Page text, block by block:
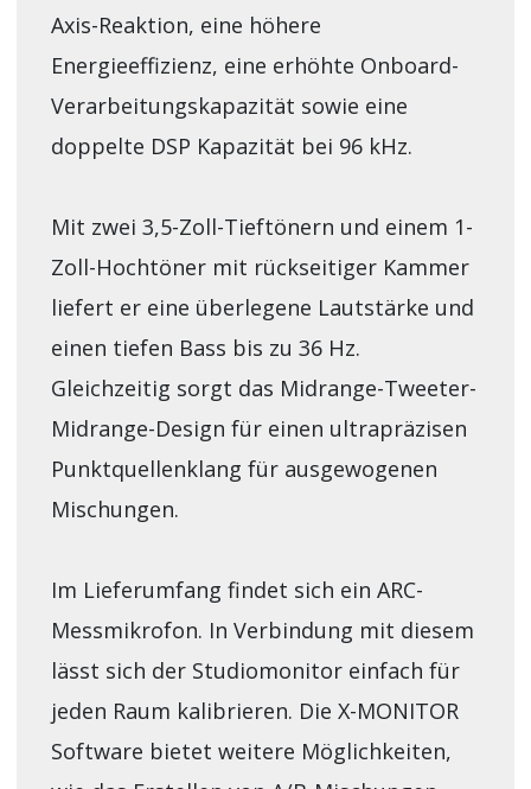
Axis-Reaktion, eine höhere
Energieeffizienz, eine erhöhte Onboard-
Verarbeitungskapazität sowie eine
doppelte DSP Kapazität bei 96 kHz.
Mit zwei 3,5-Zoll-Tieftönern und einem 1-
Zoll-Hochtöner mit rückseitiger Kammer
liefert er eine überlegene Lautstärke und
einen tiefen Bass bis zu 36 Hz.
Gleichzeitig sorgt das Midrange-Tweeter-
Midrange-Design für einen ultrapräzisen
Punktquellenklang für ausgewogenen
Mischungen.
Im Lieferumfang findet sich ein ARC-
Messmikrofon. In Verbindung mit diesem
lässt sich der Studiomonitor einfach für
jeden Raum kalibrieren. Die X-MONITOR
Software bietet weitere Möglichkeiten,